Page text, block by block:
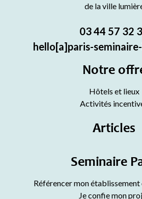
de la ville
03 44 57 32
hello[a]paris-
Notre
Hôtels et lieux
Activités
Articles
Seminaire
Référencer mon
Je confie mon